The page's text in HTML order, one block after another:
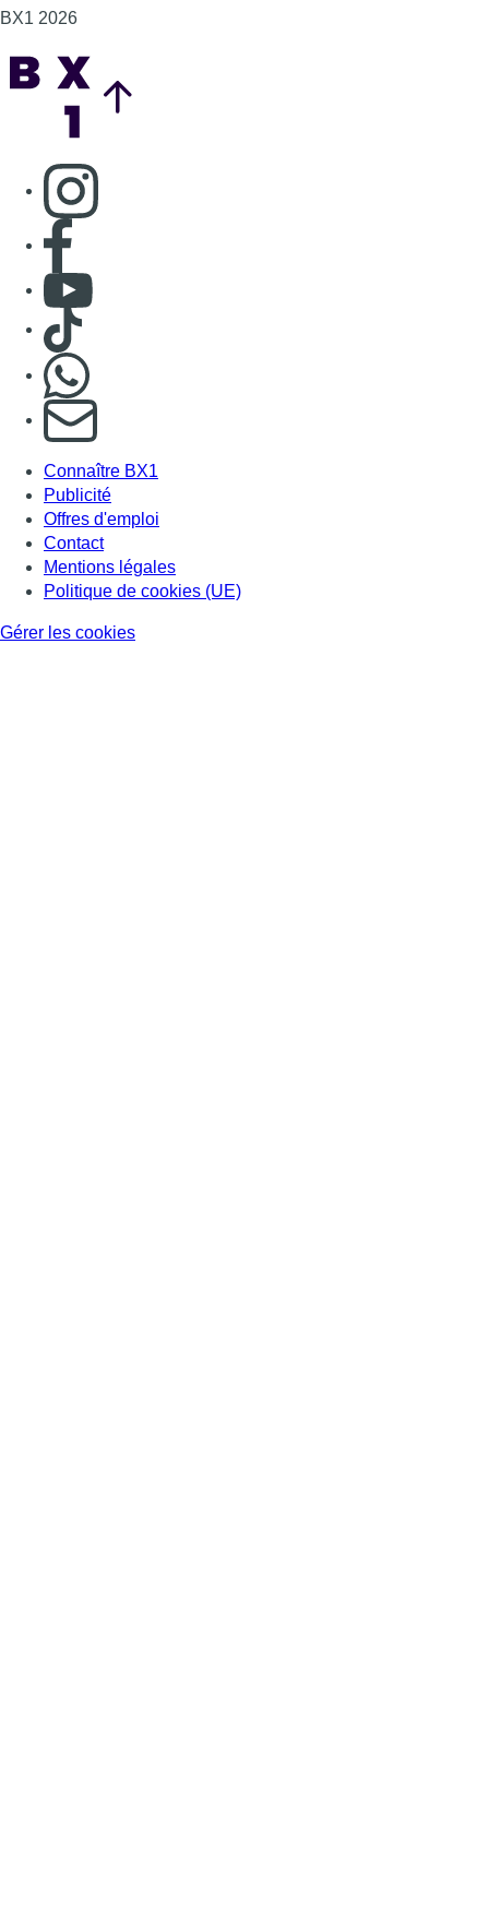
BX1 2026
Consulter page Instagram
Consulter page Facebook
Consulter Youtube
Consulter TikTok
S'abonner à notre newsletter
Connaître BX1
Publicité
Offres d'emploi
Contact
Mentions légales
Politique de cookies (UE)
Gérer les cookies